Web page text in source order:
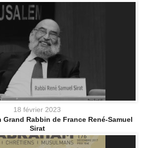
18 février 2023
Grand Rabbin de France René-Samuel
Sirat